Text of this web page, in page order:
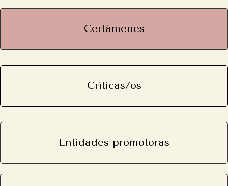
Certámenes
Críticas/os
Entidades promotoras